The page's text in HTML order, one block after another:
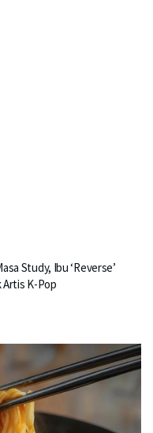
Study, Ibu ‘Reverse’
Artis K-Pop